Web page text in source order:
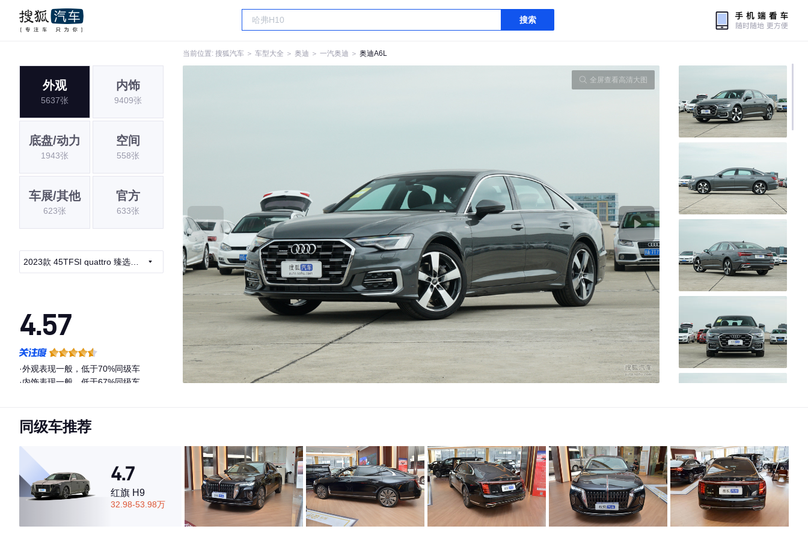
搜索
当前位置: 搜狐汽车 ＞ 车型大全 ＞ 奥迪 ＞ 一汽奥迪 ＞ 奥迪A6L
外观
5637张
内饰
9409张
底盘/动力
1943张
空间
558张
车展/其他
623张
官方
633张
2023款 45TFSI quattro 臻选动
4.57
·外观表现一般，低于70%同级车
·内饰表现一般，低于67%同级车
全屏查看高清大图
同级车推荐
4.7
红旗 H9
32.98-53.98万